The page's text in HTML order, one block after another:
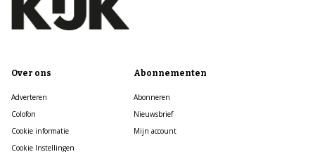
Over ons
Adverteren
Colofon
Cookie informatie
Cookie Instellingen
Abonnementen
Abonneren
Nieuwsbrief
Mijn account